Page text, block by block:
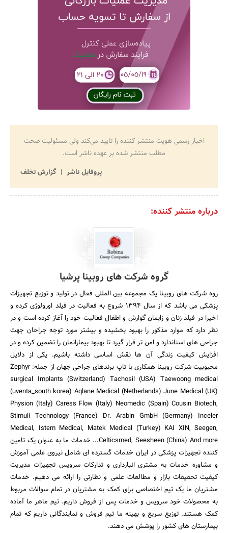
اخبار رسمی هویت منتشر کننده را تایید می‌کند ولی مسئولیت صحت
مطلب منتشر شده بر عهده ناشر است.
پروفایل ناشر
گزارش تخلف
درباره منتشر کننده:
گروه شرکت های روبینا پرشیا
روه شرکت های روبینا یک مجموعه بین المللی فعال در تولید و توزیع تجهیزات
پزشکی می باشد که از سال ۱۳۹۴ شروع به فعالیت در فیلد اورولوژی کرده و
اخیرا در فیلد زنان و زایمان گوارش و اطفال فعالیت خود را آغاز کرده است و در
نظر دارد که موارد مذکور را بهبود بخشیده و بیشتر مورد توجه جراحان جهت
جراحی های استاندارد و امن تر قرار گیرد تا بهبود بیمارانمان را تضمین کرده و در
افزایش کیفیت زندگی آن ها نقش اساسی داشته باشیم. یکی از دلایل
محبوبیت شرکت روبینا همکاری با تاپ برندهای جراحی جهان از جمله: Zephyr
surgical Implants (Switzerland) Tachosil (USA) Taewoong medical
(uventa_south korea) Aqlane Medical (Netherlands) June Medical (UK)
Physion (Italy) Caress Flow (Italy) Neomedic (Spain) Cousin Biotech,
Stimuli Technology (France) Dr. Arabin GmbH (Germany) Inceler
Medical, Istem Medical, Matek Medical (Turkey) KAI XIN, Seegen,
Celticsmed, Seesheen (China) And more... خدمات ما به عنوان یک تامین
کننده تجهیزات پزشکی در ایران خدمات گسترده ای شامل نیروی علمی آموزش
و مشاوره خدمات به مشتری انبارداری و تدارکات سرویس تجهیزات مدیریت
کیفیت تحقیقات بازار و مطالعات علمی و نظارتی را ارائه می دهیم. خدمات
مشتریان ما یک تیم اختصاصی برای کمک به مشتریان در تمام سوالات مربوط
به محصولات خود سرویس و خدمات پس از فروش داریم. تیم ماهر ما آماده
کمک هستند. توزیع سریع و بهینه ما تیم فروش و نمایندگانی داریم که تمام
بیمارستان های کشور را پوشش می دهند.